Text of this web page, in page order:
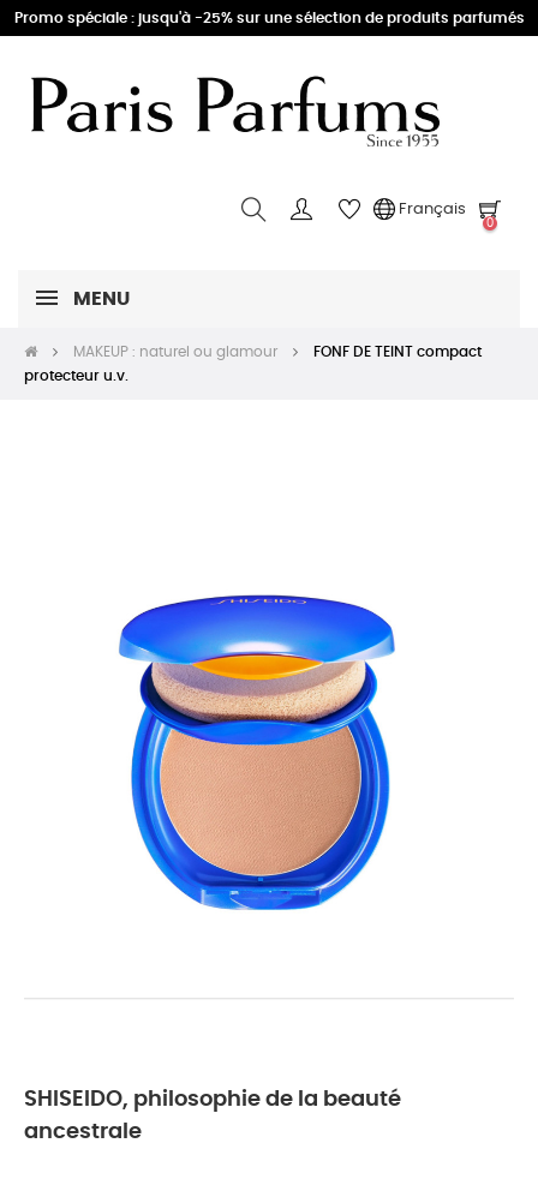
Promo spéciale : jusqu'à -25% sur une sélection de produits parfumés
Français
0
MENU
MAKEUP : naturel ou glamour
FONF DE TEINT compact
protecteur u.v.
SHISEIDO, philosophie de la beauté
ancestrale